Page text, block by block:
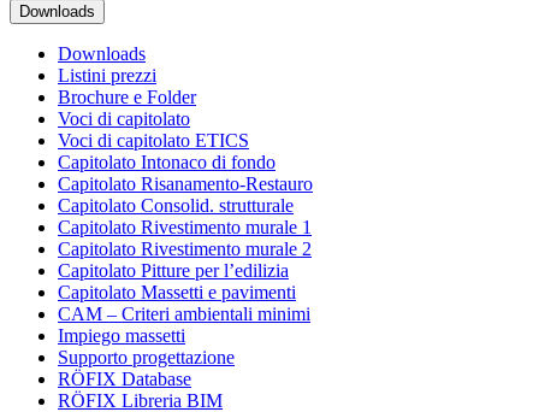
Downloads
Downloads
Listini prezzi
Brochure e Folder
Voci di capitolato
Voci di capitolato ETICS
Capitolato Intonaco di fondo
Capitolato Risanamento-Restauro
Capitolato Consolid. strutturale
Capitolato Rivestimento murale 1
Capitolato Rivestimento murale 2
Capitolato Pitture per l’edilizia
Capitolato Massetti e pavimenti
CAM – Criteri ambientali minimi
Impiego massetti
Supporto progettazione
RÖFIX Database
RÖFIX Libreria BIM